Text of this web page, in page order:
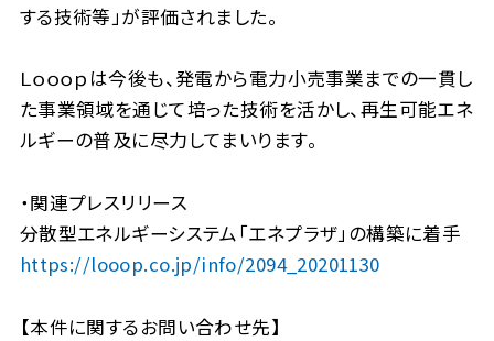
する技術等」が評価されました。
Ｌｏｏｏｐは今後も、発電から電力小売事業までの一貫し
た事業領域を通じて培った技術を活かし、再生可能エネ
ルギーの普及に尽力してまいります。
・関連プレスリリース
分散型エネルギーシステム「エネプラザ」の構築に着手
https://looop.co.jp/info/2094_20201130
【本件に関するお問い合わせ先】